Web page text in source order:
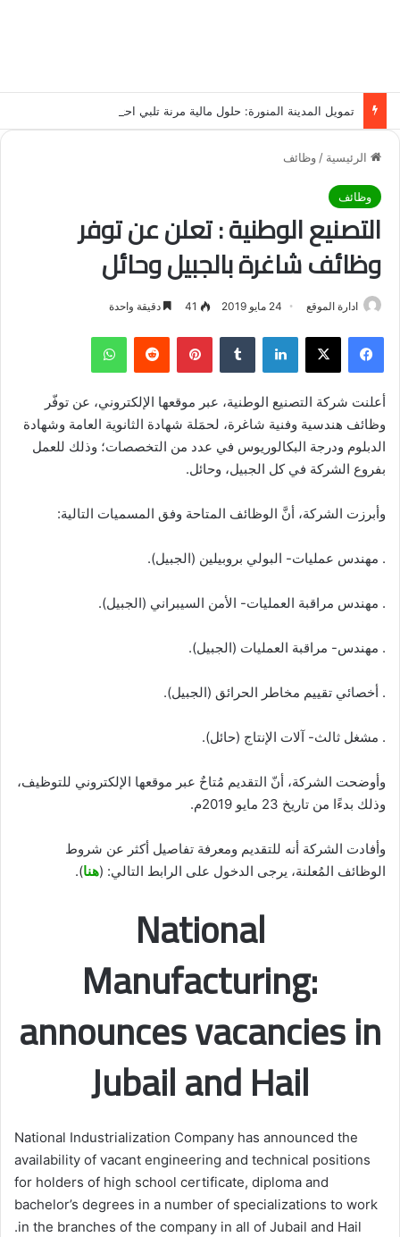
الرئيسية / وظائف
وظائف
التصنيع الوطنية : تعلن عن توفر
وظائف شاغرة بالجبيل وحائل
ادارة الموقع 24 مايو 2019 41 دقيقة واحدة
فيسبوك لينكدإن بينتيريست
أعلنت شركة التصنيع الوطنية، عبر موقعها الإلكتروني، عن توفّر
وظائف هندسية وفنية شاغرة، لحمَلة شهادة الثانوية العامة وشهادة
الدبلوم ودرجة البكالوريوس في عدد من التخصصات؛ وذلك للعمل
بفروع الشركة في كل الجبيل، وحائل.
وأبرزت الشركة، أنَّ الوظائف المتاحة وفق المسميات التالية:
. مهندس عمليات- البولي بروبيلين (الجبيل).
. مهندس مراقبة العمليات- الأمن السيبراني (الجبيل).
. مهندس- مراقبة العمليات (الجبيل).
. أخصائي تقييم مخاطر الحرائق (الجبيل).
. مشغل ثالث- آلات الإنتاج (حائل).
وأوضحت الشركة، أنّ التقديم مُتاحٌ عبر موقعها الإلكتروني للتوظيف،
وذلك بدءًا من تاريخ 23 مايو 2019م.
وأفادت الشركة أنه للتقديم ومعرفة تفاصيل أكثر عن شروط
الوظائف المُعلنة، يرجى الدخول على الرابط التالي: (هنا).
National
Manufacturing:
announces vacancies in
Jubail and Hail
National Industrialization Company has announced the
availability of vacant engineering and technical positions
for holders of high school certificate, diploma and
bachelor’s degrees in a number of specializations to work
in the branches of the company in all of Jubail and Hail.